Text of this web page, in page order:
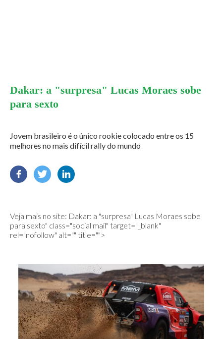
Dakar: a "surpresa" Lucas Moraes sobe
para sexto
Jovem brasileiro é o único rookie colocado entre os 15
melhores no mais difícil rally do mundo
Veja mais no site: Dakar: a "surpresa" Lucas Moraes sobe
para sexto" class="social mail" target="_blank"
rel="nofollow" alt="" title="">